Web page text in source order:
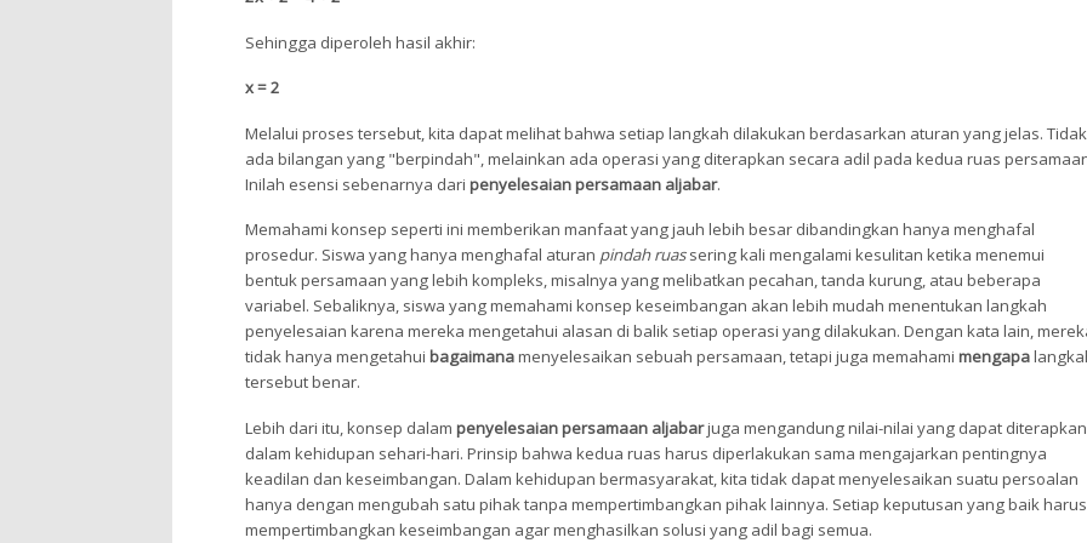
Sehingga diperoleh hasil akhir:
x = 2
Melalui proses tersebut, kita dapat melihat bahwa setiap langkah dilakukan berdasarkan aturan yang jelas. Tidak
ada bilangan yang "berpindah", melainkan ada operasi yang diterapkan secara adil pada kedua ruas
Inilah esensi sebenarnya dari penyelesaian persamaan aljabar.
Memahami konsep seperti ini memberikan manfaat yang jauh lebih besar dibandingkan hanya menghafal
prosedur. Siswa yang hanya menghafal aturan pindah ruassering kali mengalami kesulitan ketika menemui
bentuk persamaan yang lebih kompleks, misalnya yang melibatkan pecahan, tanda kurung, atau beberapa
variabel. Sebaliknya, siswa yang memahami konsep keseimbangan akan lebih mudah menentukan langkah
penyelesaian karena mereka mengetahui alasan di balik setiap operasi yang dilakukan. Dengan kata lain,
tidak hanya mengetahui bagaimanamenyelesaikan sebuah persamaan, tetapi juga memahami mengapa
tersebut benar.
Lebih dari itu, konsep dalam penyelesaian persamaan aljabarjuga mengandung nilai-nilai yang dapat diterapkan
dalam kehidupan sehari-hari. Prinsip bahwa kedua ruas harus diperlakukan sama mengajarkan pentingnya
keadilan dan keseimbangan. Dalam kehidupan bermasyarakat, kita tidak dapat menyelesaikan suatu persoalan
hanya dengan mengubah satu pihak tanpa mempertimbangkan pihak lainnya. Setiap keputusan yang baik harus
mempertimbangkan keseimbangan agar menghasilkan solusi yang adil bagi semua.